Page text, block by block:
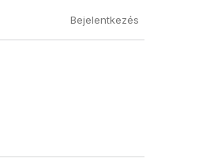
Szerződési Feltételek
Bejelentkezés